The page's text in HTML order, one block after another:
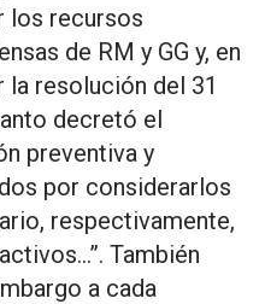
los recursos
de RM y GG y, en
resolución del 31
decretó el
preventiva y
por considerarlos
respectivamente,
También
a cada